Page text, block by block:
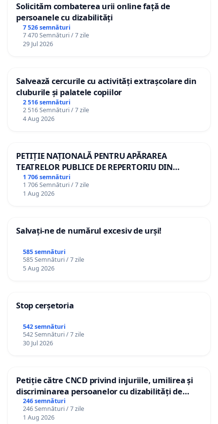
Solicităm combaterea urii online față de
persoanele cu dizabilități
7 526 semnături
7 470 Semnături / 7 zile
29 Jul 2026
Salvează cercurile cu activități extrașcolare din
cluburile și palatele copiilor
2 516 semnături
2 516 Semnături / 7 zile
4 Aug 2026
PETIȚIE NAȚIONALĂ PENTRU APĂRAREA
TEATRELOR PUBLICE DE REPERTORIU DIN
ROMÂNIA
1 706 semnături
1 706 Semnături / 7 zile
1 Aug 2026
Salvați-ne de numărul excesiv de urși!
585 semnături
585 Semnături / 7 zile
5 Aug 2026
Stop cerșetoria
542 semnături
542 Semnături / 7 zile
30 Jul 2026
Petiție către CNCD privind injuriile, umilirea și
discriminarea persoanelor cu dizabilități de
către utilizatorul TikTok „Gorici”
246 semnături
246 Semnături / 7 zile
1 Aug 2026